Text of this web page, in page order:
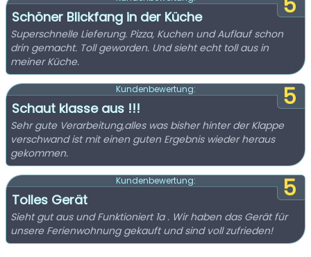
Schöner Blickfang in der Küche
Superschnelle Lieferung. Pizza, Kuchen und Auflauf schon
drin gemacht. Toll geworden. Und sieht echt toll aus in
meiner Küche.
5
Kundenbewertung:
Schaut klasse aus !!!
Sehr gute Verarbeitung,alles was bisher hinter der Klappe
verschwand ist mit einen guten Ergebnis wieder heraus
gekommen.
5
Kundenbewertung:
Tolles Gerät
Sieht gut aus und Funktioniert 1a . Wir haben das Gerät für
unsere Ferienwohnung gekauft und sind voll zufrieden!